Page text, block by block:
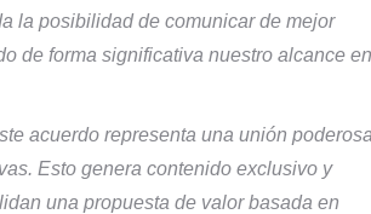
la posibilidad de comunicar de mejor
de forma significativa nuestro alcance en
acuerdo representa una unión
Esto genera contenido exclusivo y
una propuesta de valor basada en